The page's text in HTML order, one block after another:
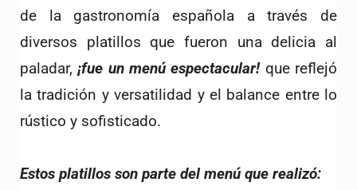
de la gastronomía española a través de
diversos platillos que fueron una delicia al
paladar, ¡fue un menú espectacular! que reflejó
la tradición y versatilidad y el balance entre lo
rústico y sofisticado.
Estos platillos son parte del menú que realizó: